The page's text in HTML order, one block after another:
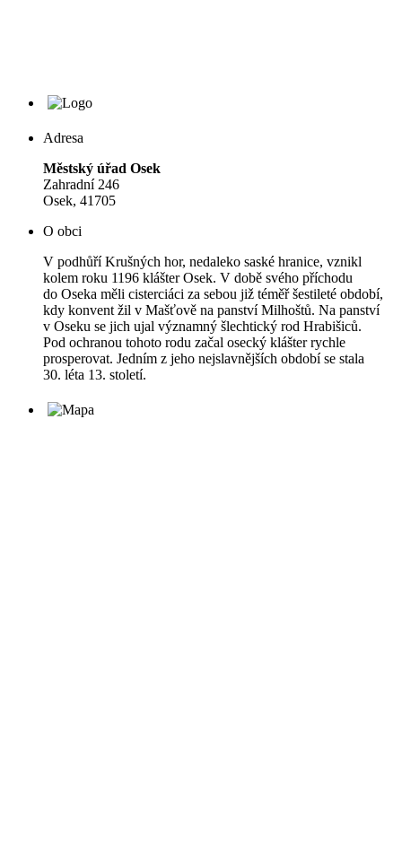
Adresa
Městský úřad Osek
Zahradní 246
Osek, 41705
O obci
V podhůří Krušných hor, nedaleko saské hranice, vznikl
kolem roku 1196 klášter Osek. V době svého příchodu
do Oseka měli cisterciáci za sebou již téměř šestileté období,
kdy konvent žil v Mašťově na panství Milhoštů. Na panství
v Oseku se jich ujal významný šlechtický rod Hrabišiců.
Pod ochranou tohoto rodu začal osecký klášter rychle
prosperovat. Jedním z jeho nejslavnějších období se stala
30. léta 13. století.